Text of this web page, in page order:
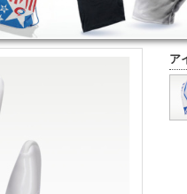
ア